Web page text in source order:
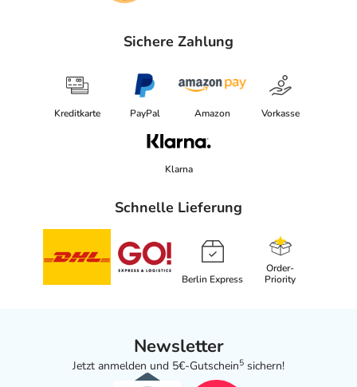
Sichere Zahlung
Kreditkarte PayPal Amazon Vorkasse
Klarna
Schnelle Lieferung
Berlin Express
Order-
Priority
Newsletter
Jetzt anmelden und 5€-Gutschein5 sichern!